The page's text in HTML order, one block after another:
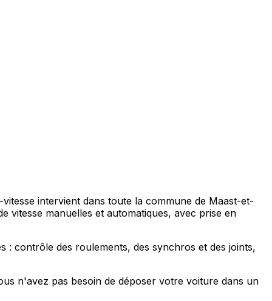
intervient dans toute la commune de Maast-et-
vitesse manuelles et automatiques, avec prise en
: contrôle des roulements, des synchros et des joints,
n'avez pas besoin de déposer votre voiture dans un